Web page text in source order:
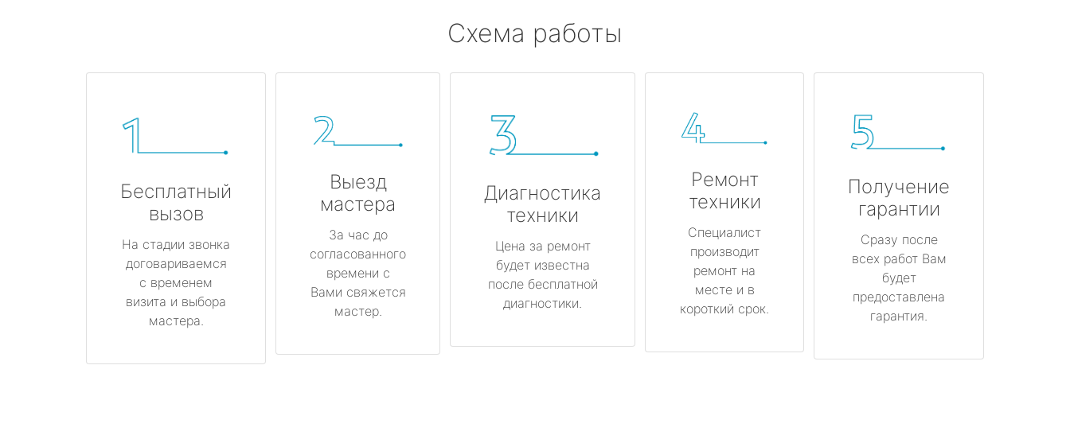
Схема работы
Бесплатный
вызов
На стадии звонка
договариваемся
с временем
визита и выбора
мастера.
Выезд
мастера
За час до
согласованного
времени с
Вами свяжется
мастер.
Диагностика
техники
Цена за ремонт
будет известна
после бесплатной
диагностики.
Ремонт
техники
Специалист
производит
ремонт на
месте и в
короткий срок.
Получение
гарантии
Сразу после
всех работ Вам
будет
предоставлена
гарантия.